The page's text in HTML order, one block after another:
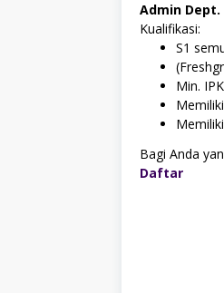
Admin Dept.
Kualifikasi:
S1
Min.
Bagi Anda
Daftar